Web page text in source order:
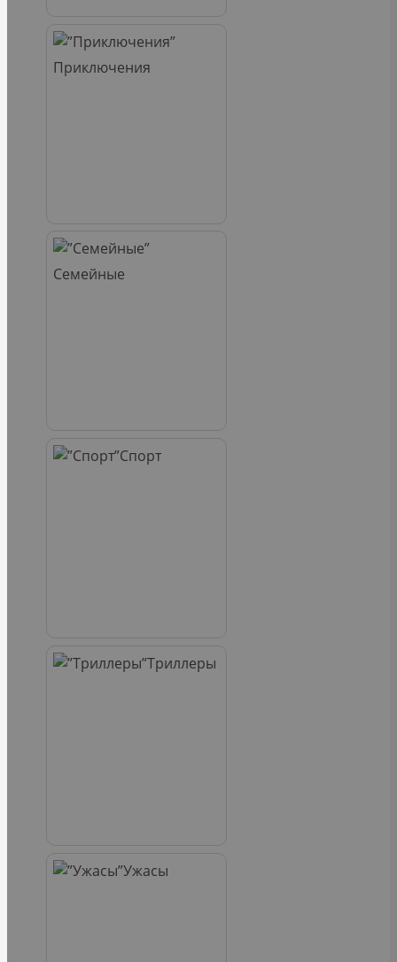
Приключения
Семейные
Спорт
Триллеры
Ужасы